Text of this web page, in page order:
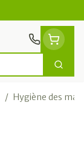
/ Hygiène des